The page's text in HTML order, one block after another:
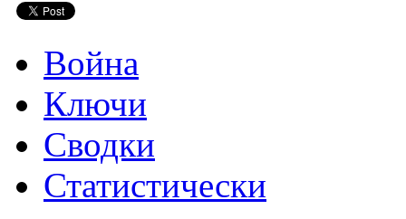
Война
Ключи
Сводки
Статистически